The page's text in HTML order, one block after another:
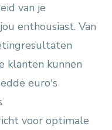
van je
enthousiast. Van
klanten kunnen
euro's
voor optimale